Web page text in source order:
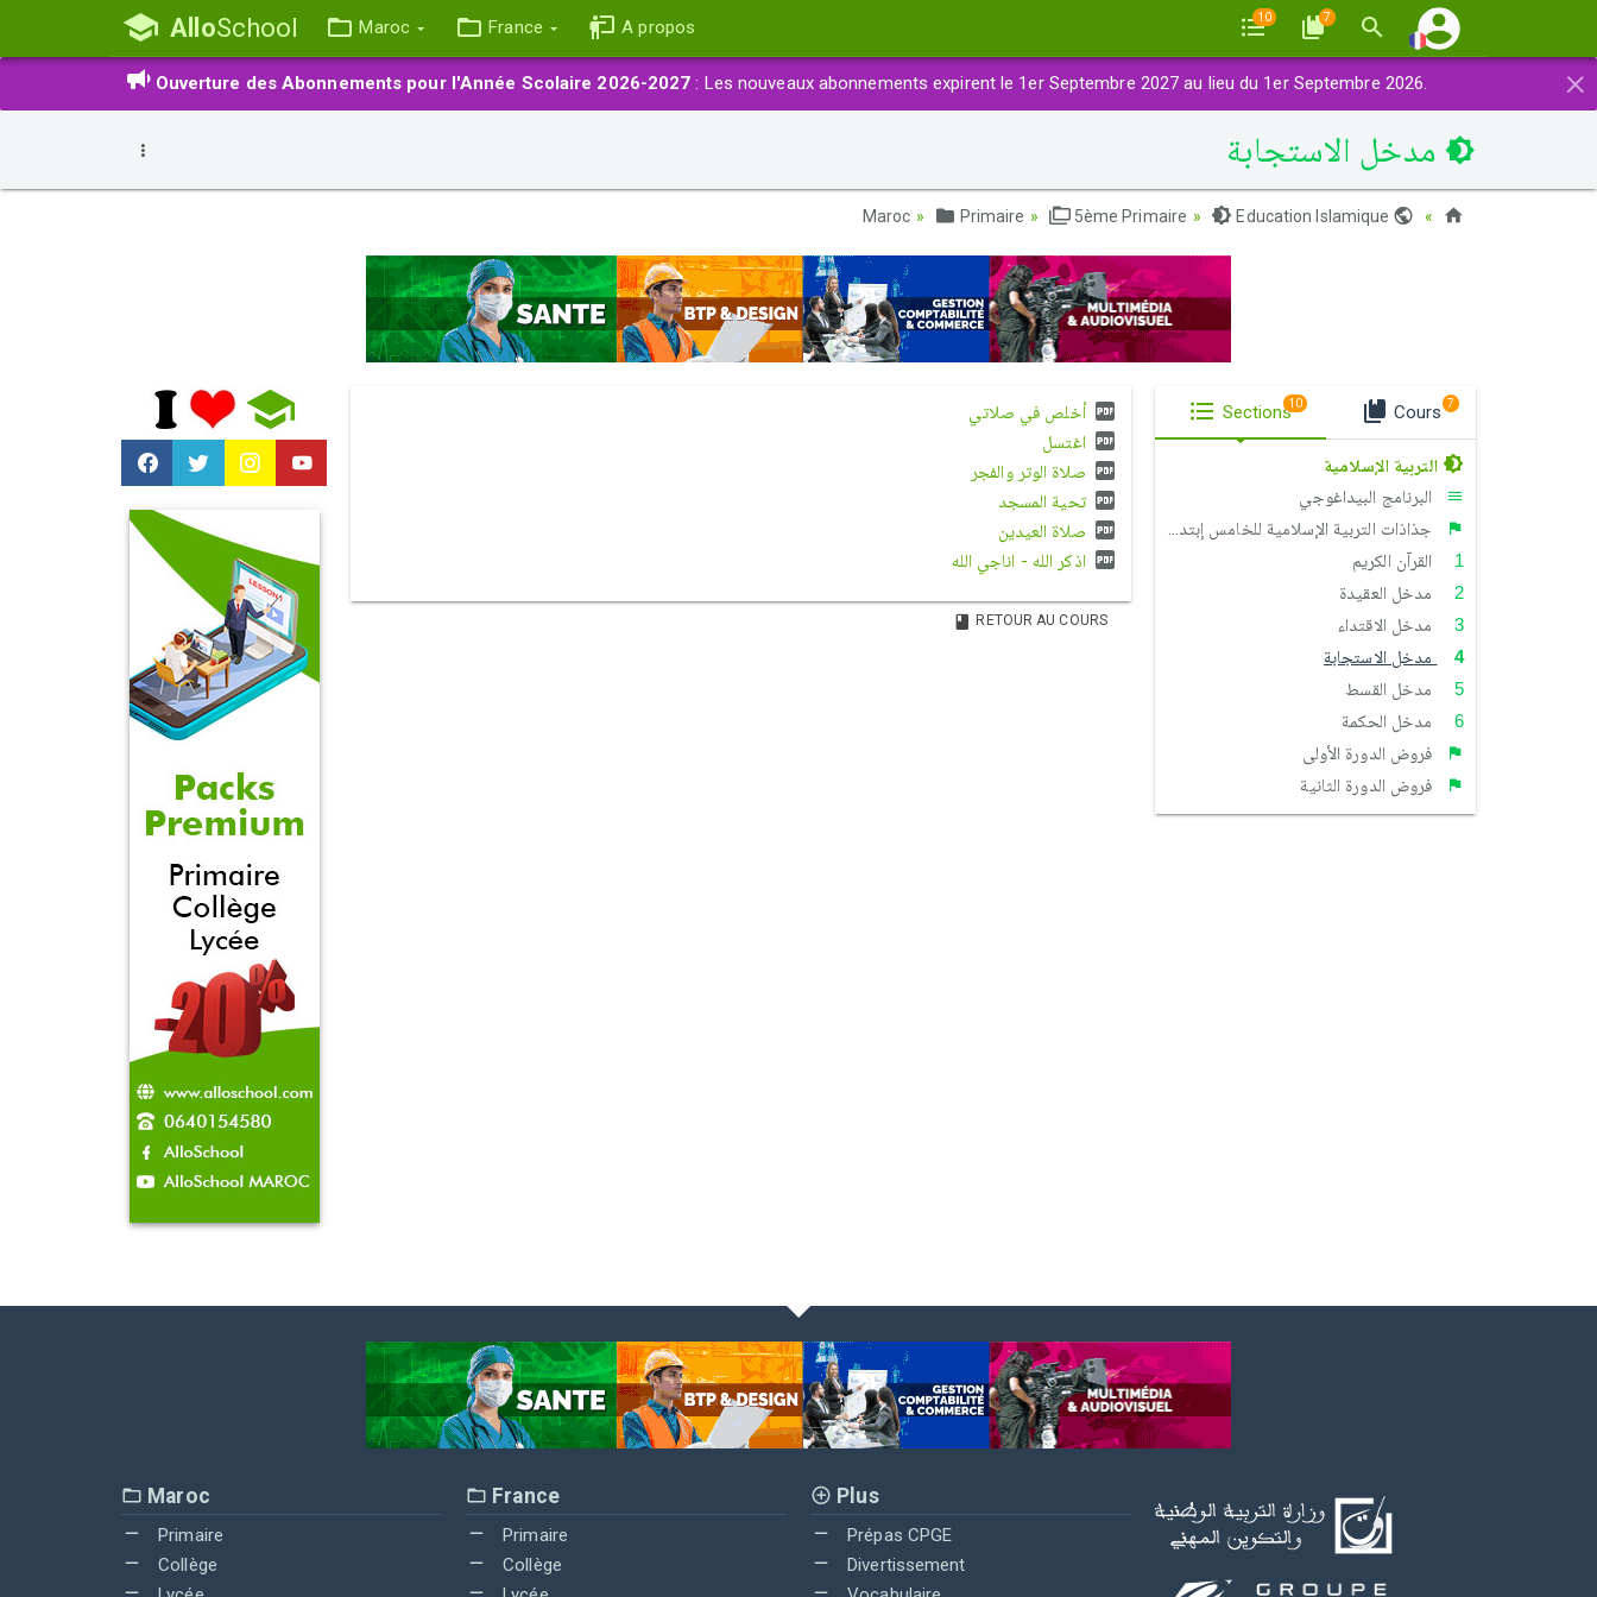
AlloSchool Maroc France A propos 10 7
×
Ouverture des Abonnements pour l'Année Scolaire 2026-2027 : Les nouveaux abonnements expirent le 1er Septembre 2027 au lieu du 1er Septembre 2026.
مدخل الاستجابة
Primaire 5ème Primaire Education Islamique
أخلص في صلاتي
اغتسل
صلاة الوتر والفجر
تحية المسجد
صلاة العيدين
اذكر الله - اناجي الله
RETOUR AU COURS
Sections10 Cours 7
التربية الإسلامية
البرنامج البيداغوجي
جذاذات التربية الإسلامية للخامس إبتدائي
القرآن الكريم
مدخل العقيدة
مدخل الاقتداء
مدخل الاستجابة
مدخل القسط
مدخل الحكمة
فروض الدورة الأولى
فروض الدورة الثانية
Maroc
Primaire
Collège
France
Primaire
Collège
Plus
Prépas CPGE
Divertissement